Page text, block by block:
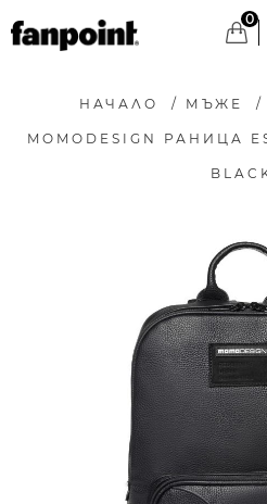
0
НАЧАЛО / МЪЖЕ /
MOMODESIGN РАНИЦА